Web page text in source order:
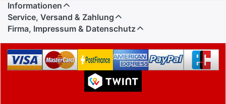
Informationen
Service, Versand & Zahlung
Firma, Impressum & Datenschutz